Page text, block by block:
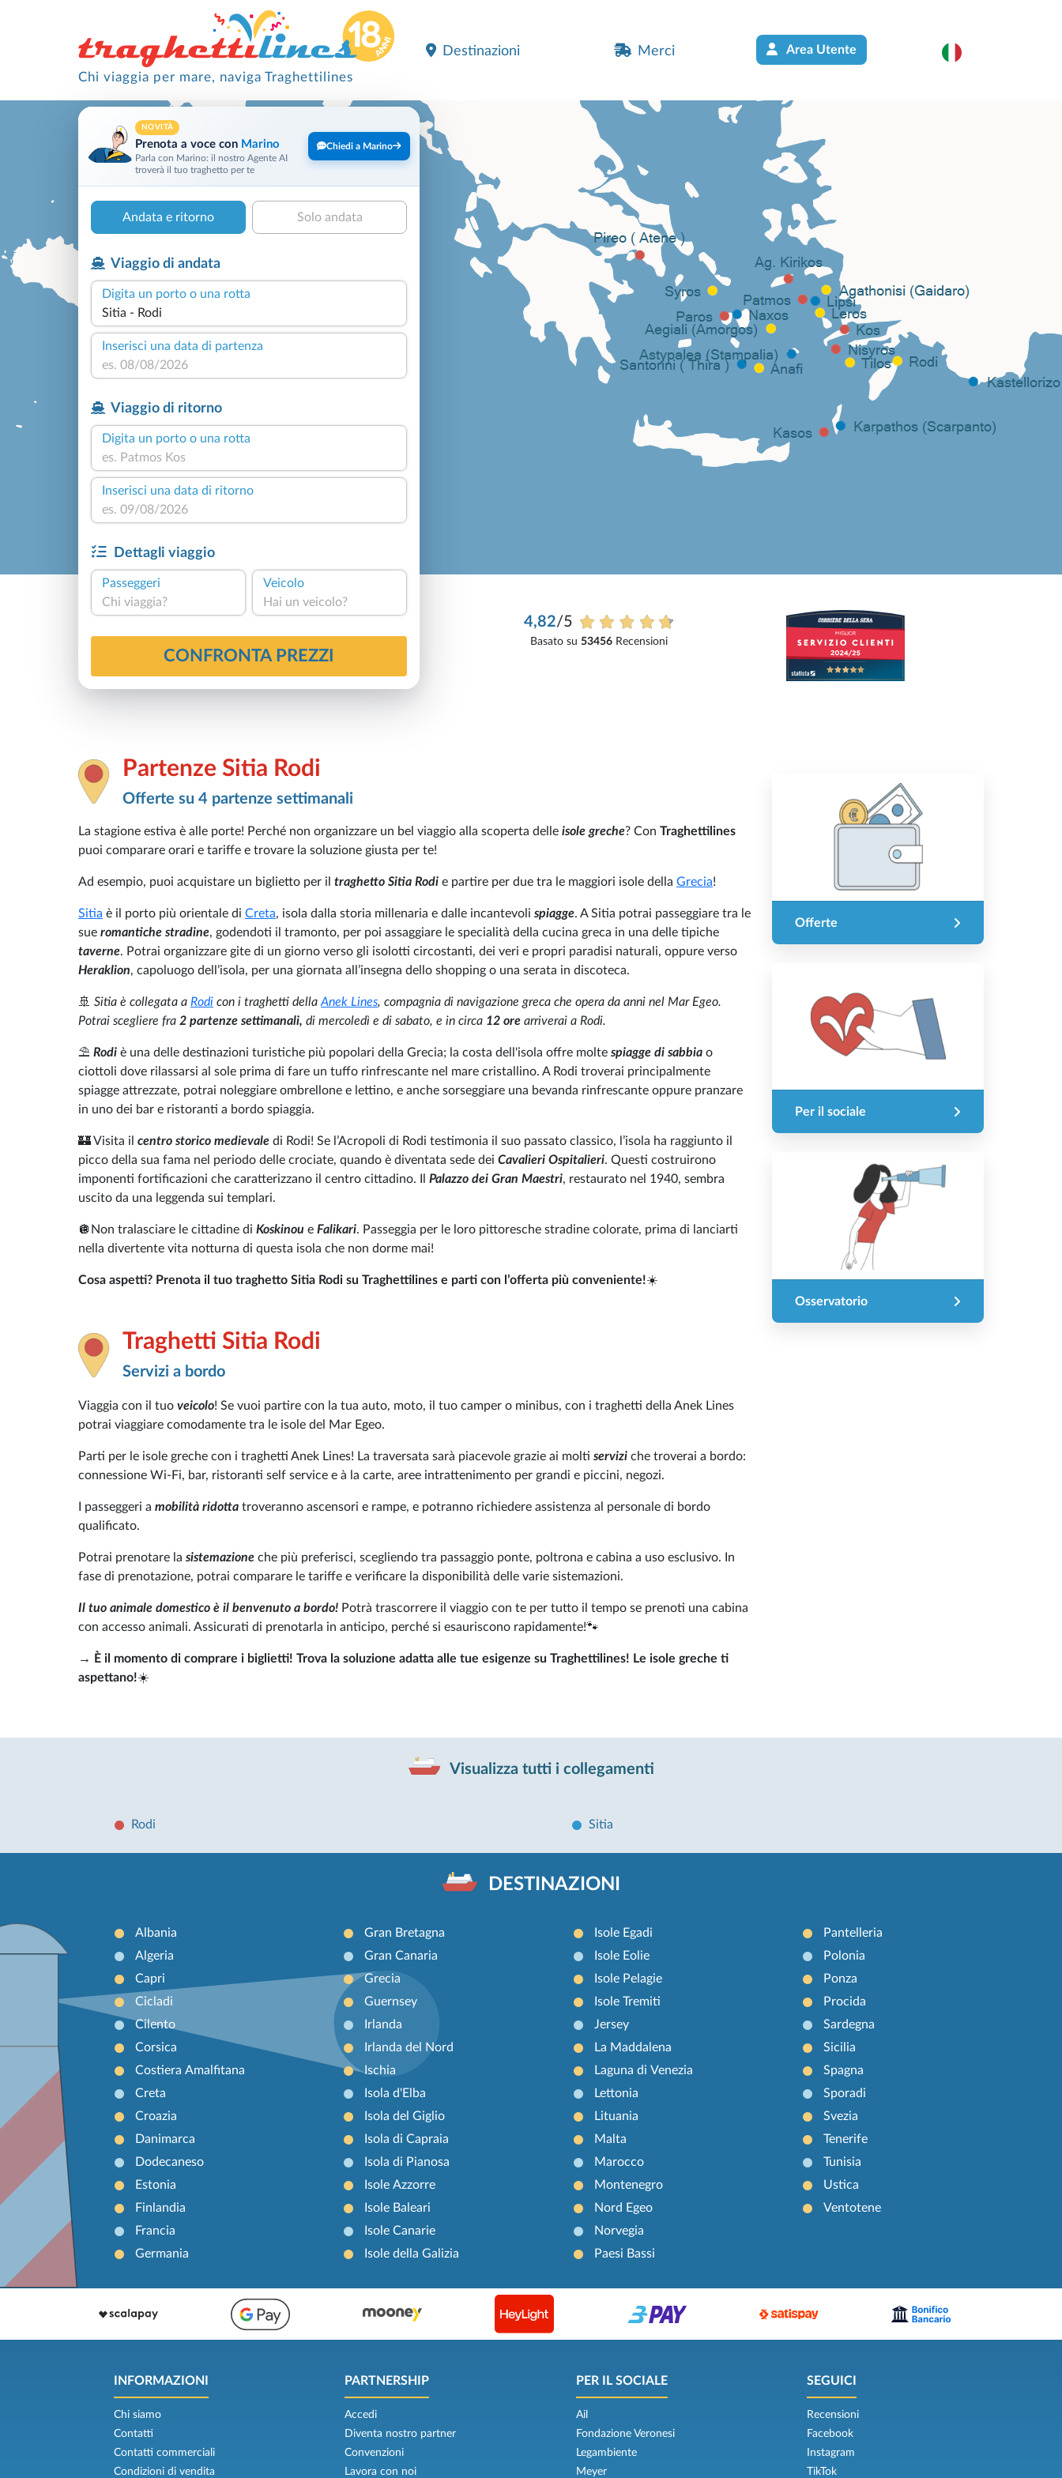
Chi viaggia per mare, naviga Traghettilines
Destinazioni Merci Area Utente
NOVITÀ
Prenota a voce con Marino
Parla con Marino: il nostro Agente AI
troverà il tuo traghetto per te
Chiedi a Marino
Andata e ritorno Solo andata
Viaggio di andata
Digita un porto o una rotta
Inserisci una data di partenza
Viaggio di ritorno
Digita un porto o una rotta
Inserisci una data di ritorno
Dettagli viaggio
Passeggeri
Chi viaggia?
Veicolo
Hai un veicolo?
CONFRONTA PREZZI
4,82/5
Basato su53456 Recensioni
Partenze Sitia Rodi
Offerte su 4 partenze settimanali
La stagione estiva è alle porte! Perché non organizzare un bel viaggio alla scoperta delle isole greche? Con Traghettilines
puoi comparare orari e tariffe e trovare la soluzione giusta per te!
Ad esempio, puoi acquistare un biglietto per il traghetto Sitia Rodi e partire per due tra le maggiori isole della Grecia!
Sitia è il porto più orientale di Creta, isola dalla storia millenaria e dalle incantevoli spiagge. A Sitia potrai passeggiare tra le
sue romantiche stradine, godendoti il tramonto, per poi assaggiare le specialità della cucina greca in una delle tipiche
taverne. Potrai organizzare gite di un giorno verso gli isolotti circostanti, dei veri e propri paradisi naturali, oppure verso
Heraklion, capoluogo dell’isola, per una giornata all’insegna dello shopping o una serata in discoteca.
🚢 Sitia è collegata a Rodi con i traghetti della Anek Lines, compagnia di navigazione greca che opera da anni nel Mar Egeo.
Potrai scegliere fra 2 partenze settimanali, di mercoledì e di sabato, e in circa 12 ore arriverai a Rodi.
⛱️ Rodi è una delle destinazioni turistiche più popolari della Grecia; la costa dell'isola offre molte spiagge di sabbia o
ciottoli dove rilassarsi al sole prima di fare un tuffo rinfrescante nel mare cristallino. A Rodi troverai principalmente
spiagge attrezzate, potrai noleggiare ombrellone e lettino, e anche sorseggiare una bevanda rinfrescante oppure pranzare
in uno dei bar e ristoranti a bordo spiaggia.
🏰 Visita il centro storico medievale di Rodi! Se l’Acropoli di Rodi testimonia il suo passato classico, l’isola ha raggiunto il
picco della sua fama nel periodo delle crociate, quando è diventata sede dei Cavalieri Ospitalieri. Questi costruirono
imponenti fortificazioni che caratterizzano il centro cittadino. Il Palazzo dei Gran Maestri, restaurato nel 1940, sembra
uscito da una leggenda sui templari.
🪩Non tralasciare le cittadine di Koskinou e Falikari. Passeggia per le loro pittoresche stradine colorate, prima di lanciarti
nella divertente vita notturna di questa isola che non dorme mai!
Cosa aspetti? Prenota il tuo traghetto Sitia Rodi su Traghettilines e parti con l’offerta più conveniente!☀️
Traghetti Sitia Rodi
Servizi a bordo
Viaggia con il tuo veicolo! Se vuoi partire con la tua auto, moto, il tuo camper o minibus, con i traghetti della Anek Lines
potrai viaggiare comodamente tra le isole del Mar Egeo.
Parti per le isole greche con i traghetti Anek Lines! La traversata sarà piacevole grazie ai molti servizi che troverai a bordo:
connessione Wi-Fi, bar, ristoranti self service e à la carte, aree intrattenimento per grandi e piccini, negozi.
I passeggeri a mobilità ridotta troveranno ascensori e rampe, e potranno richiedere assistenza al personale di bordo
qualificato.
Potrai prenotare la sistemazione che più preferisci, scegliendo tra passaggio ponte, poltrona e cabina a uso esclusivo. In
fase di prenotazione, potrai comparare le tariffe e verificare la disponibilità delle varie sistemazioni.
Il tuo animale domestico è il benvenuto a bordo! Potrà trascorrere il viaggio con te per tutto il tempo se prenoti una cabina
con accesso animali. Assicurati di prenotarla in anticipo, perché si esauriscono rapidamente!🐾
→
È il momento di comprare i biglietti! Trova la soluzione adatta alle tue esigenze su Traghettilines! Le isole greche ti
aspettano!☀️
Offerte
Per il sociale
Osservatorio
Visualizza tutti i collegamenti
Rodi Sitia
DESTINAZIONI
Albania
Algeria
Capri
Cicladi
Cilento
Corsica
Costiera Amalfitana
Creta
Croazia
Danimarca
Dodecaneso
Estonia
Finlandia
Francia
Germania
Gran Bretagna
Gran Canaria
Grecia
Guernsey
Irlanda
Irlanda del Nord
Ischia
Isola d'Elba
Isola del Giglio
Isola di Capraia
Isola di Pianosa
Isole Azzorre
Isole Baleari
Isole Canarie
Isole della Galizia
Isole Egadi
Isole Eolie
Isole Pelagie
Isole Tremiti
Jersey
La Maddalena
Laguna di Venezia
Lettonia
Lituania
Malta
Marocco
Montenegro
Nord Egeo
Norvegia
Paesi Bassi
Pantelleria
Polonia
Ponza
Procida
Sardegna
Sicilia
Spagna
Sporadi
Svezia
Tenerife
Tunisia
Ustica
Ventotene
INFORMAZIONI
Chi siamo
Contatti
Contatti commerciali
Condizioni di vendita
PARTNERSHIP
Accedi
Diventa nostro partner
Convenzioni
Lavora con noi
PER IL SOCIALE
Ail
Fondazione Veronesi
Legambiente
Meyer
SEGUICI
Recensioni
Facebook
Instagram
TikTok